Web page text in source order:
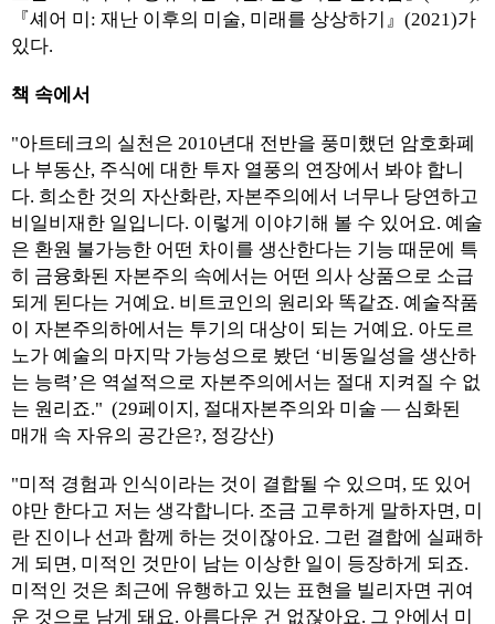
『셰어 미: 재난 이후의 미술, 미래를 상상하기』(2021)가
있다.
책 속에서
"아트테크의 실천은 2010년대 전반을 풍미했던 암호화폐
나 부동산, 주식에 대한 투자 열풍의 연장에서 봐야 합니
다. 희소한 것의 자산화란, 자본주의에서 너무나 당연하고
비일비재한 일입니다. 이렇게 이야기해 볼 수 있어요. 예술
은 환원 불가능한 어떤 차이를 생산한다는 기능 때문에 특
히 금융화된 자본주의 속에서는 어떤 의사 상품으로 소급
되게 된다는 거예요. 비트코인의 원리와 똑같죠. 예술작품
이 자본주의하에서는 투기의 대상이 되는 거예요. 아도르
노가 예술의 마지막 가능성으로 봤던 ‘비동일성을 생산하
는 능력’은 역설적으로 자본주의에서는 절대 지켜질 수 없
는 원리죠." (29페이지, 절대자본주의와 미술 — 심화된
매개 속 자유의 공간은?, 정강산)
"미적 경험과 인식이라는 것이 결합될 수 있으며, 또 있어
야만 한다고 저는 생각합니다. 조금 고루하게 말하자면, 미
란 진이나 선과 함께 하는 것이잖아요. 그런 결합에 실패하
게 되면, 미적인 것만이 남는 이상한 일이 등장하게 되죠.
미적인 것은 최근에 유행하고 있는 표현을 빌리자면 귀여
운 것으로 남게 돼요. 아름다운 건 없잖아요. 그 안에서 미